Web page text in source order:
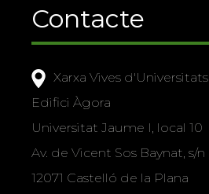
Contacte
Xarxa Vives d'Universitats
Edifici Àgora
Universitat Jaume I, local 10
Av. de Vicent Sos Baynat, s/n
12071 Castelló de la Plana